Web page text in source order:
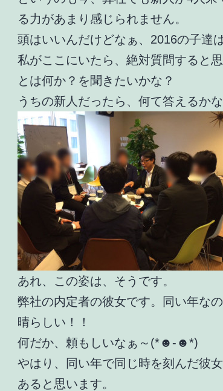
る力があまり感じられません。
頭はいいんだけどなぁ、2016の子達
私がここにいたら、絶対質問すると
とは何か？を聞きたいかな？
うちの新人だったら、何て答えるか
あれ、この姿は、そうです。
弊社の内定者の彼女です。同い年な
晴らしい！！
何だか、頼もしいなぁ～(*☻-☻*)
やはり、同い年で同じ時を刻んだ彼
あると思います。